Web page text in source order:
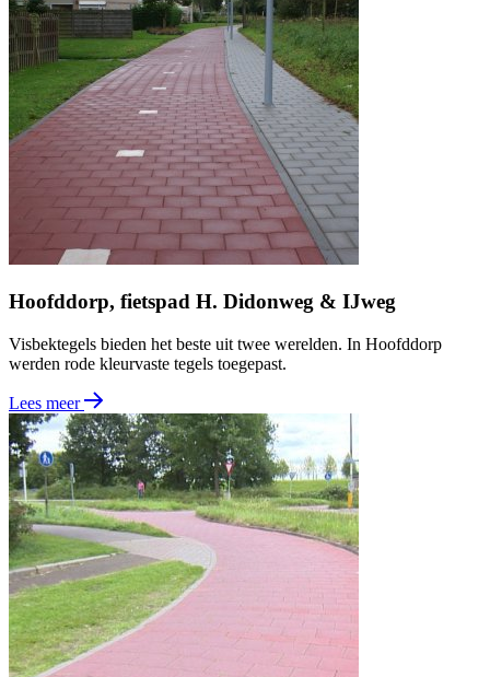
Hoofddorp, fietspad H. Didonweg & IJweg
Visbektegels bieden het beste uit twee werelden. In Hoofddorp
werden rode kleurvaste tegels toegepast.
Lees meer